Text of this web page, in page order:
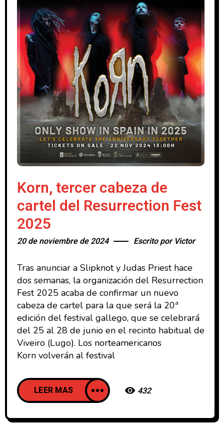
Korn, tercer cabeza de
cartel del Resurrection Fest
2025
20 de noviembre de 2024 Escrito por Victor
Tras anunciar a Slipknot y Judas Priest hace
dos semanas, la organización del Resurrection
Fest 2025 acaba de confirmar un nuevo
cabeza de cartel para la que será la 20ª
edición del festival gallego, que se celebrará
del 25 al 28 de junio en el recinto habitual de
Viveiro (Lugo). Los norteamericanos
Korn volverán al festival
LEER MAS 432